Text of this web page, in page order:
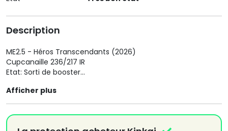
Description
ME2.5 - Héros Transcendants (2026)
Cupcanaille 236/217 IR
Etat: Sorti de booster
N’hésitez pas à grouper vos achats pour réduire les frais de
port.
⚠️ Envoi rapide, protégé et suivi.
Afficher plus